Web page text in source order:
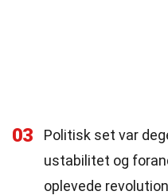
03
Politisk set var
ustabilitet og
oplevede